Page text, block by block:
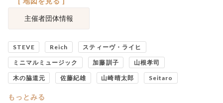
主催者団体情報
STEVE Reich スティーヴ・ライヒ
ミニマルミュージック 加藤訓子 山根孝司
木の脇道元 佐藤紀雄 山崎晴太郎 Seitaro
もっとみる